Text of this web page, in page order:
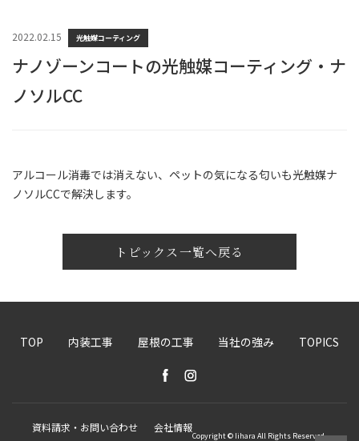
2022.02.15 光触媒コーティング
ナノゾーンコートの光触媒コーティング・ナ
ノソルCC
アルコール消毒では消えない、ペットの気になる匂いも光触媒ナ
ノソルCCで解決します。
トピックス一覧へ戻る
TOP 内装工事 屋根の工事 当社の強み TOPICS
資料請求・お問い合わせ 会社情報
Copyright © Iihara All Rights Reserved.